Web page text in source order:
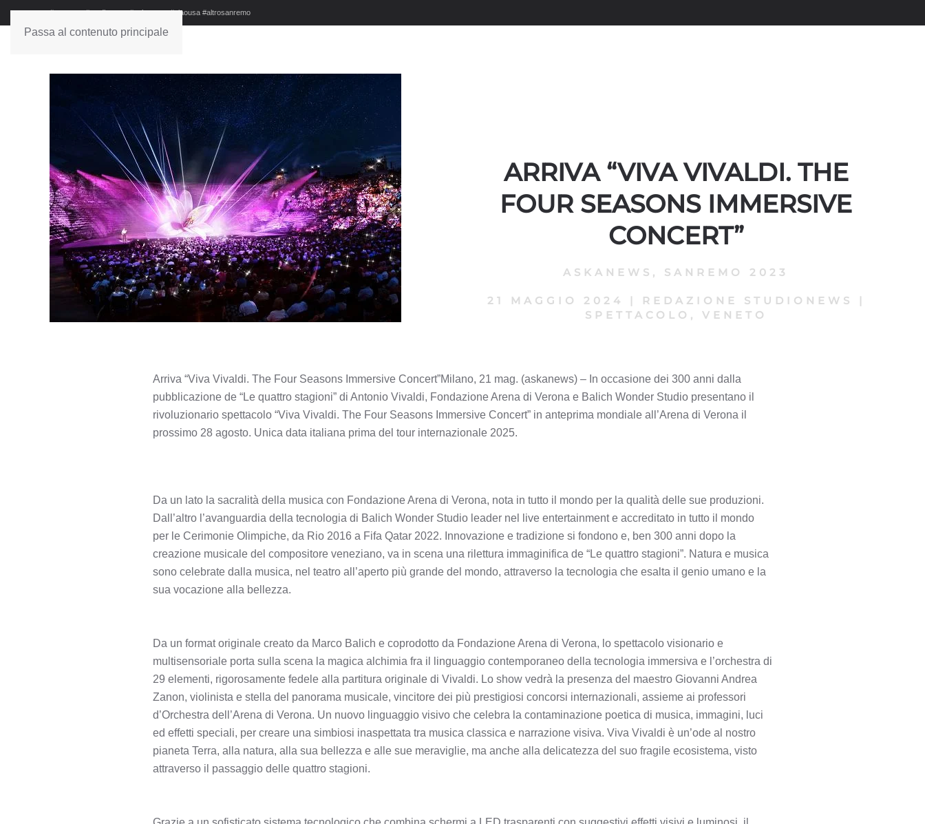
Passa al contenuto principale
#sanremo #studionews #askanews #ciaousa #altrosanremo
ARRIVA “VIVA VIVALDI. THE
FOUR SEASONS IMMERSIVE
CONCERT”
ASKANEWS , SANREMO 2023
21 MAGGIO 2024 | REDAZIONE STUDIONEWS
|
SPETTACOLO, VENETO
Arriva “Viva Vivaldi. The Four Seasons Immersive Concert”Milano, 21 mag. (askanews) – In occasione dei 300 anni dalla
pubblicazione de “Le quattro stagioni” di Antonio Vivaldi, Fondazione Arena di Verona e Balich Wonder Studio presentano il
rivoluzionario spettacolo “Viva Vivaldi. The Four Seasons Immersive Concert” in anteprima mondiale all’Arena di Verona il
prossimo 28 agosto. Unica data italiana prima del tour internazionale 2025.
Da un lato la sacralità della musica con Fondazione Arena di Verona, nota in tutto il mondo per la qualità delle sue produzioni.
Dall’altro l’avanguardia della tecnologia di Balich Wonder Studio leader nel live entertainment e accreditato in tutto il mondo
per le Cerimonie Olimpiche, da Rio 2016 a Fifa Qatar 2022. Innovazione e tradizione si fondono e, ben 300 anni dopo la
creazione musicale del compositore veneziano, va in scena una rilettura immaginifica de “Le quattro stagioni”. Natura e musica
sono celebrate dalla musica, nel teatro all’aperto più grande del mondo, attraverso la tecnologia che esalta il genio umano e la
sua vocazione alla bellezza.
Da un format originale creato da Marco Balich e coprodotto da Fondazione Arena di Verona, lo spettacolo visionario e
multisensoriale porta sulla scena la magica alchimia fra il linguaggio contemporaneo della tecnologia immersiva e l’orchestra di
29 elementi, rigorosamente fedele alla partitura originale di Vivaldi. Lo show vedrà la presenza del maestro Giovanni Andrea
Zanon, violinista e stella del panorama musicale, vincitore dei più prestigiosi concorsi internazionali, assieme ai professori
d’Orchestra dell’Arena di Verona. Un nuovo linguaggio visivo che celebra la contaminazione poetica di musica, immagini, luci
ed effetti speciali, per creare una simbiosi inaspettata tra musica classica e narrazione visiva. Viva Vivaldi è un’ode al nostro
pianeta Terra, alla natura, alla sua bellezza e alle sue meraviglie, ma anche alla delicatezza del suo fragile ecosistema, visto
attraverso il passaggio delle quattro stagioni.